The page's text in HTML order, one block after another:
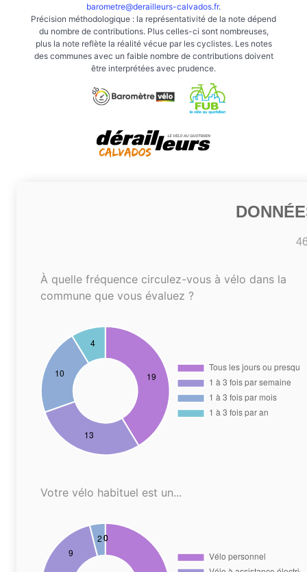
barometre@derailleurs-calvados.fr.
Précision méthodologique : la représentativité de la note dépend
du nombre de contributions. Plus celles-ci sont nombreuses,
plus la note reflète la réalité vécue par les cyclistes. Les notes
des communes avec un faible nombre de contributions doivent
être interprétées avec prudence.
À quelle fréquence circulez-vous à vélo dans la
commune que vous évaluez ?
Votre vélo habituel est un...